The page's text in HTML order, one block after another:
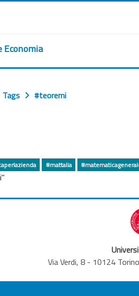
Economia
Tags #teoremi
#mattalia
Via Verdi, 8 - 10124